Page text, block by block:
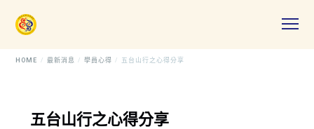
HOME 最新消息 學員心得 五台山行之心得分享
五台山行之心得分享